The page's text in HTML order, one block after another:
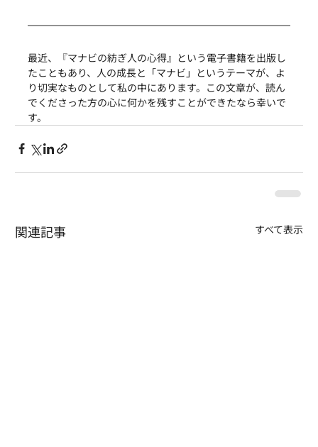
最近、『マナビの紡ぎ人の心得』という電子書籍を出版し
たこともあり、人の成長と「マナビ」というテーマが、よ
り切実なものとして私の中にあります。この文章が、読ん
でくださった方の心に何かを残すことができたなら幸いで
す。
関連記事 すべて表示